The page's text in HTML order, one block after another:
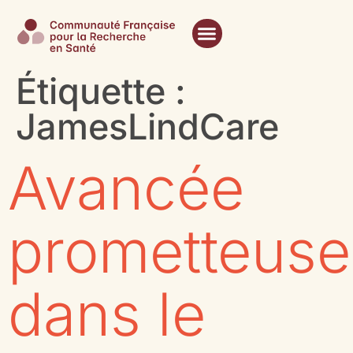
Étiquette :
JamesLindCare
Avancée
prometteuse
dans le